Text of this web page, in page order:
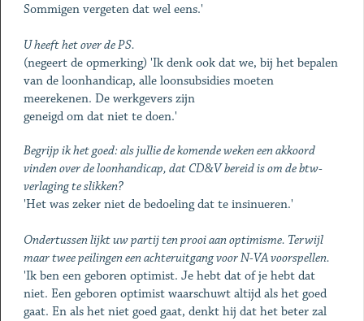
Sommigen vergeten dat wel eens.'
U heeft het over de PS.
(negeert de opmerking) 'Ik denk ook dat we, bij het bepalen
van de loonhandicap, alle loonsubsidies moeten
meerekenen. De werkgevers zijn
geneigd om dat niet te doen.'
Begrijp ik het goed: als jullie de komende weken een akkoord
vinden over de loonhandicap, dat CD&V bereid is om de btw-
verlaging te slikken?
'Het was zeker niet de bedoeling dat te insinueren.'
Ondertussen lijkt uw partij ten prooi aan optimisme. Terwijl
maar twee peilingen een achteruitgang voor N-VA voorspellen.
'Ik ben een geboren optimist. Je hebt dat of je hebt dat
niet. Een geboren optimist waarschuwt altijd als het goed
gaat. En als het niet goed gaat, denkt hij dat het beter zal